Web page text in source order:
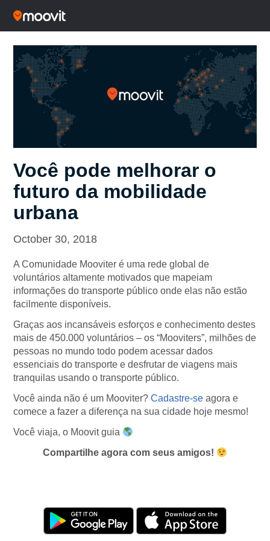
Você pode melhorar o
futuro da mobilidade
urbana
October 30, 2018
A Comunidade Mooviter é uma rede global de
voluntários altamente motivados que mapeiam
informações do transporte público onde elas não estão
facilmente disponíveis.
Graças aos incansáveis esforços e conhecimento destes
mais de 450.000 voluntários – os “Mooviters”, milhões de
pessoas no mundo todo podem acessar dados
essenciais do transporte e desfrutar de viagens mais
tranquilas usando o transporte público.
Você ainda não é um Mooviter? Cadastre-se agora e
comece a fazer a diferença na sua cidade hoje mesmo!
Você viaja, o Moovit guia
Compartilhe agora com seus amigos!